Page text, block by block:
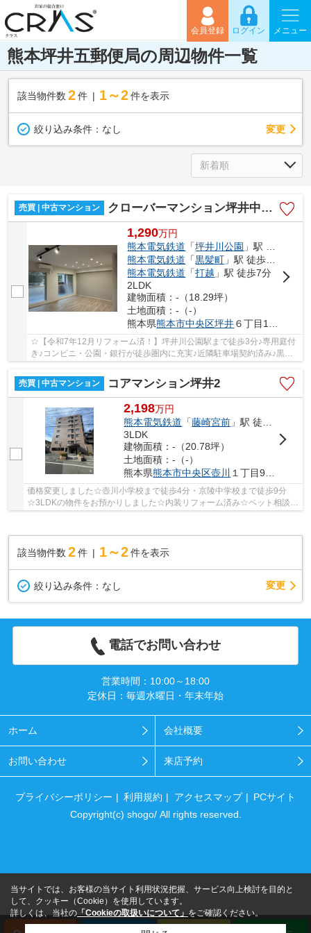
会員登録 ログイン メニュー
熊本坪井五郵便局の周辺物件一覧
該当物件数 2件 1～2 件を表示
絞り込み条件： なし 変更
売買 | 中古マンション クローバーマンション坪井中央公園
1,290万円
熊本電気鉄道 「坪井川公園 」駅 徒歩3分
熊本電気鉄道 「黒髪町 」駅 徒歩7分
熊本電気鉄道 「打越 」駅 徒歩7分
2LDK
建物面積：-（18.29坪）
土地面積：-（-）
熊本県熊本市中央区坪井６丁目12-1
☆【令和7年12月リフォーム済！】坪井川公園駅まで徒歩3分♪専用庭付
き♪コンビニ・公園・銀行が徒歩圏内に充実♪近隣駐車場契約済み♪黒髪
売買 | 中古マンション
コアマンション坪井2
2,198万円
熊本電気鉄道 「藤崎宮前 」駅 徒歩13分
3LDK
建物面積：-（20.78坪）
土地面積：-（-）
熊本県熊本市中央区壺川 １丁目9-32
価格変更しました☆壺川小学校まで徒歩4分・京陵中学校まで徒歩9分
☆3LDKの物件をお預かりしました☆内装リフォーム済み☆ペット相談可
該当物件数 2件 1～2 件を表示
絞り込み条件： なし 変更
電話でお問い合わせ
営業時間：10:00～18:00
定休日：毎週水曜日・年末年始
ホーム 会社概要
お問い合わせ 来店予約
プライバシーポリシー 利用規約 アクセスマップ
PCサイト
Copyright(c) shogo/ All rights reserved.
当サイトでは、お客様の当サイト利用状況把握、サービス向上検討を目的と
して、クッキー（Cookie）を使用しています。
詳しくは、当社の「Cookieの取扱いについて」をご確認ください。